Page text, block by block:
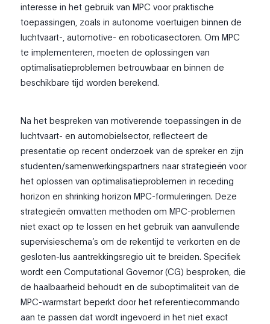
interesse in het gebruik van MPC voor praktische
toepassingen, zoals in autonome voertuigen binnen de
luchtvaart-, automotive- en roboticasectoren. Om MPC
te implementeren, moeten de oplossingen van
optimalisatieproblemen betrouwbaar en binnen de
beschikbare tijd worden berekend.
Na het bespreken van motiverende toepassingen in de
luchtvaart- en automobielsector, reflecteert de
presentatie op recent onderzoek van de spreker en zijn
studenten/samenwerkingspartners naar strategieën voor
het oplossen van optimalisatieproblemen in receding
horizon en shrinking horizon MPC-formuleringen. Deze
strategieën omvatten methoden om MPC-problemen
niet exact op te lossen en het gebruik van aanvullende
supervisieschema’s om de rekentijd te verkorten en de
gesloten-lus aantrekkingsregio uit te breiden. Specifiek
wordt een Computational Governor (CG) besproken, die
de haalbaarheid behoudt en de suboptimaliteit van de
MPC-warmstart beperkt door het referentiecommando
aan te passen dat wordt ingevoerd in het niet exact